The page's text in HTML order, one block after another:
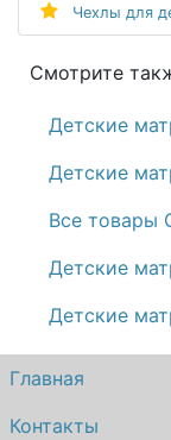
Чехлы для
Смотрите
Детские
Детские
Все товары
Детские
Детские
Главная
Контакты